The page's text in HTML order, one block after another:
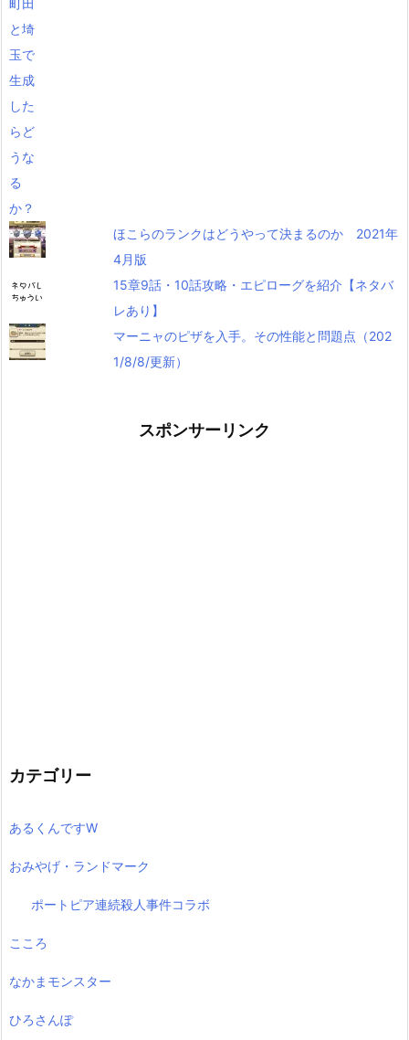
ほこらのランクはどうやって決まるのか 2021年
4月版
15章9話・10話攻略・エピローグを紹介【ネタバ
レあり】
マーニャのピザを入手。その性能と問題点（202
1/8/8/更新）
スポンサーリンク
カテゴリー
あるくんですW
おみやげ・ランドマーク
ポートピア連続殺人事件コラボ
こころ
なかまモンスター
ひろさんぽ